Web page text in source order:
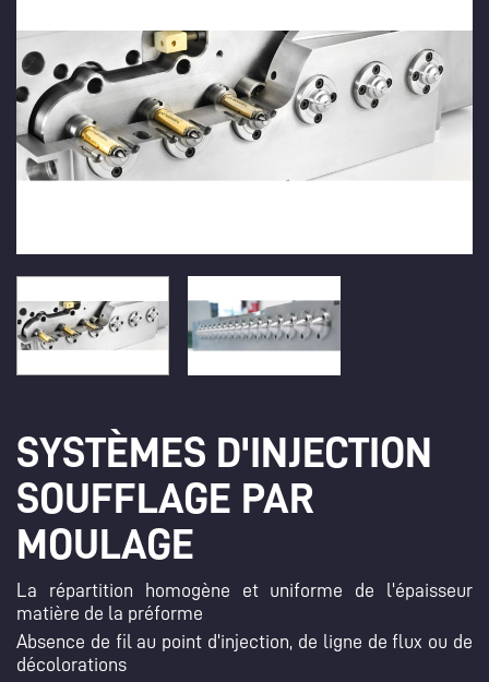
SYSTÈMES D'INJECTION
SOUFFLAGE PAR
MOULAGE
La répartition homogène et uniforme de l'épaisseur
matière de la préforme
Absence de fil au point d'injection, de ligne de flux ou de
décolorations